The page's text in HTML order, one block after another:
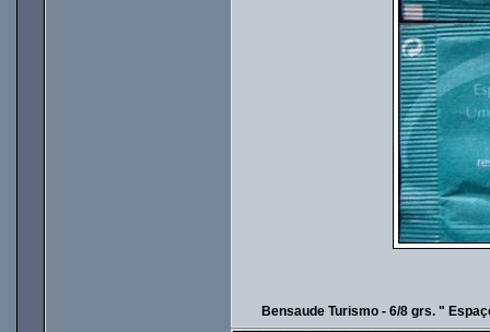
Bensaude Turismo - 6/8 grs. "